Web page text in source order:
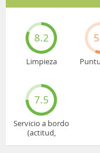
8.2
Limpieza
7.5
Servicio a bordo
(actitud,